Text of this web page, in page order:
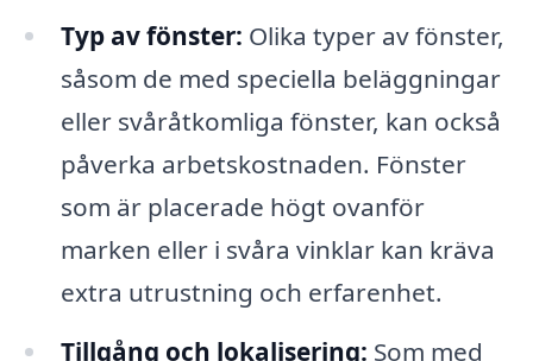
Typ av fönster: Olika typer av fönster,
såsom de med speciella beläggningar
eller svåråtkomliga fönster, kan också
påverka arbetskostnaden. Fönster
som är placerade högt ovanför
marken eller i svåra vinklar kan kräva
extra utrustning och erfarenhet.
Tillgång och lokalisering: Som med